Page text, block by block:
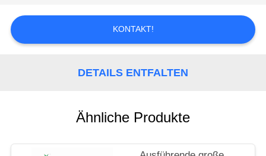
FORDERN
SIE
COMPANY
KONTAKT!
DETAILS ENTFALTEN
Ähnliche Produkte